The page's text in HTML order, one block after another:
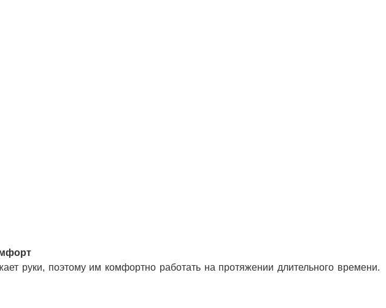
руки, поэтому им комфортно работать на протяжении длительного времени.